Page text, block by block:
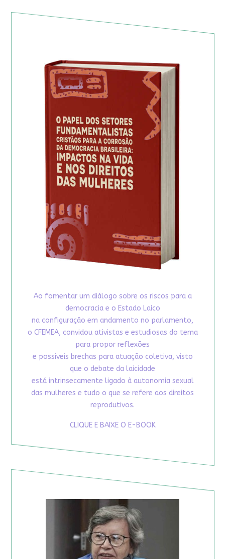
Ao fomentar um diálogo sobre os riscos para a
democracia e o Estado Laico
na configuração em andamento no parlamento,
o CFEMEA, convidou ativistas e estudiosas do tema
para propor reflexões
e possíveis brechas para atuação coletiva, visto
que o debate da laicidade
está intrinsecamente ligado à autonomia sexual
das mulheres e tudo o que se refere aos direitos
reprodutivos.
CLIQUE E BAIXE O E-BOOK